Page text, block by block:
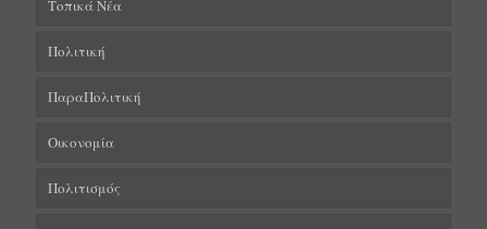
Τοπικά Νέα
Πολιτική
ΠαραΠολιτική
Οικονομία
Πολιτισμός